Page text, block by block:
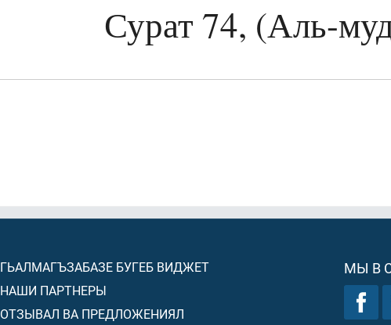
Сурат 74, (Аль-
ГЬАЛМАГЪЗАБАЗЕ БУГЕБ ВИДЖЕТ
НАШИ ПАРТНЕРЫ
ОТЗЫВАЛ ВА ПРЕДЛОЖЕНИЯЛ
МЫ В